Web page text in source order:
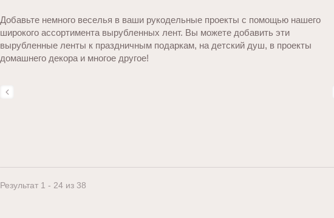
Добавьте немного веселья в ваши рукодельные проекты с помощью нашего
широкого ассортимента вырубленных лент. Вы можете добавить эти
вырубленные ленты к праздничным подаркам, на детский душ, в проекты
домашнего декора и многое другое!
Результат 1 - 24 из 38